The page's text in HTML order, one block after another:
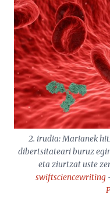
2. irudia: Marianek
dibertsitateari buruz
eta ziurtzat uste
swiftsciencewriting